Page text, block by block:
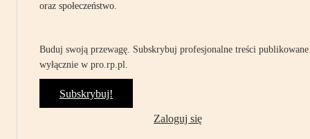
oraz społeczeństwo.
Buduj swoją przewagę. Subskrybuj profesjonalne treści publikowane
wyłącznie w pro.rp.pl.
Subskrybuj!
Zaloguj się